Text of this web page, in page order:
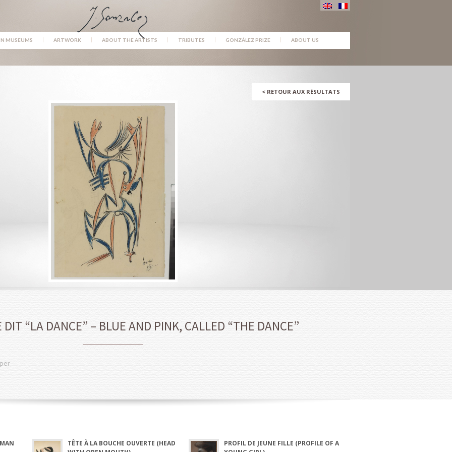
IN MUSEUMS ARTWORK ABOUT THE ARTISTS TRIBUTES GONZÁLEZ PRIZE ABOUT US
< RETOUR AUX RÉSULTATS
DIT “LA DANCE” – BLUE AND PINK, CALLED “THE DANCE”
TÊTE À LA BOUCHE OUVERTE (HEAD
PROFIL DE JEUNE FILLE (PROFILE OF A